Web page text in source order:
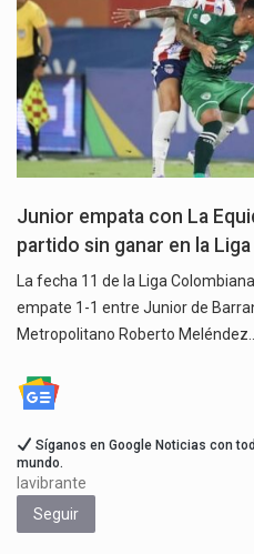
Junior empata con La
partido sin ganar en la
La fecha 11 de la Liga
empate 1-1 entre Junior de
Metropolitano Roberto Meléndez.…
Síganos en Google Noticias con
mundo.
lavibrante
Seguir